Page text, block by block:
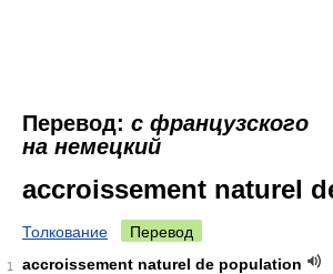
Перевод: с французского
на немецкий
accroissement naturel
Толкование Перевод
1
accroissement naturel de population